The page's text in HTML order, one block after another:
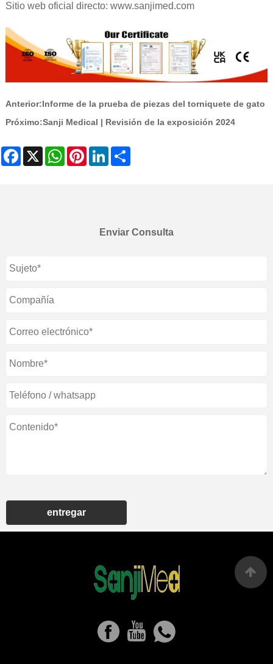
Sitio web oficial directo: www.sanjimed.com
Anterior:Informe de la prueba de piezas del torniquete de gato
Próximo:Sanji Medical | Revisión de la exposición 2024
Facebook
X WhatsAppPinterestLinkedIn
Enviar Consulta
entregar